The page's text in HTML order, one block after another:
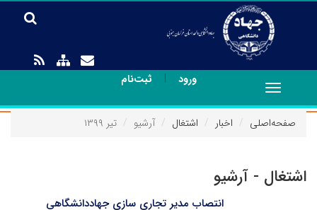
ورود | ثبت‌نام
Toggle
navigation
صفحه‌اصلی
اخبار اشتغال آرشیو تیر ۱۳۹۹
اشتغال - آرشیو
انتصاب مدیر تجاری سازی جهاددانشگاهی